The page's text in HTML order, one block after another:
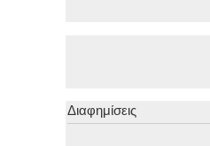
Διαφημίσεις